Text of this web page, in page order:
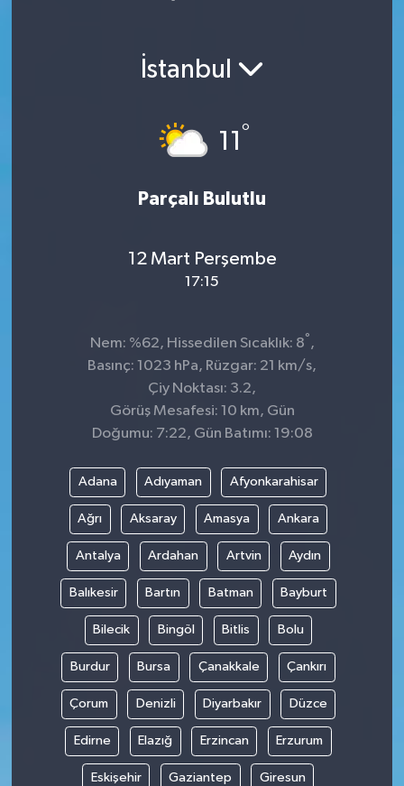
İstanbul
11 °
Parçalı Bulutlu
12 Mart Perşembe
17:15
Nem: %62, Hissedilen Sıcaklık: 8° ,
Basınç: 1023 hPa, Rüzgar: 21 km/s,
Çiy Noktası: 3.2,
Görüş Mesafesi: 10 km, Gün
Doğumu: 7:22, Gün Batımı: 19:08
Adana Adıyaman Afyonkarahisar
Ağrı Aksaray Amasya Ankara
Antalya Ardahan Artvin Aydın
Balıkesir Bartın Batman Bayburt
Bilecik Bingöl Bitlis Bolu
Burdur Bursa Çanakkale Çankırı
Çorum Denizli Diyarbakır Düzce
Edirne Elazığ Erzincan Erzurum
Eskişehir Gaziantep Giresun